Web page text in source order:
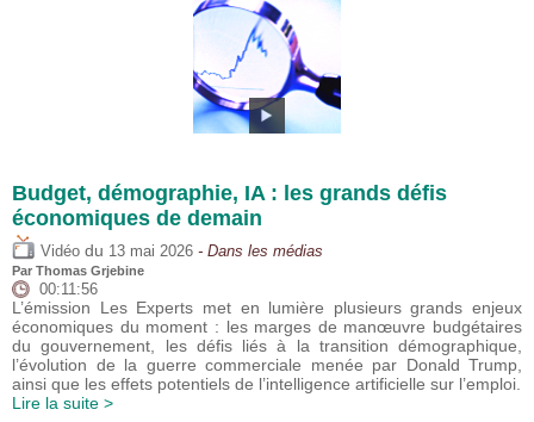
Budget, démographie, IA : les grands défis
économiques de demain
Vidéo du 13 mai 2026 - Dans les médias
Par Thomas Grjebine
00:11:56
L’émission Les Experts met en lumière plusieurs grands enjeux
économiques du moment : les marges de manœuvre budgétaires
du gouvernement, les défis liés à la transition démographique,
l’évolution de la guerre commerciale menée par Donald Trump,
ainsi que les effets potentiels de l’intelligence artificielle sur l’emploi.
Lire la suite >